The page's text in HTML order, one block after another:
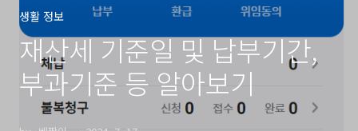
생활 정보
재산세 기준일 및 납부기간,
부과기준 등 알아보기